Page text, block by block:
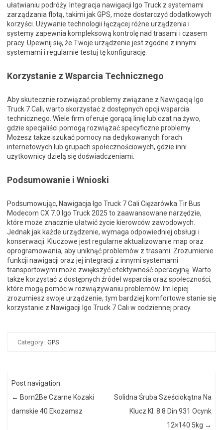
ułatwianiu podróży. Integracja nawigacji Igo Truck z systemami
zarządzania flotą, takimi jak GPS, może dostarczyć dodatkowych
korzyści. Używanie technologii łączącej różne urządzenia i
systemy zapewnia kompleksową kontrolę nad trasami i czasem
pracy. Upewnij się, że Twoje urządzenie jest zgodne z innymi
systemami i regularnie testuj tę konfigurację.
Korzystanie z Wsparcia Technicznego
Aby skutecznie rozwiązać problemy związane z Nawigacją Igo
Truck 7 Cali, warto skorzystać z dostępnych opcji wsparcia
technicznego. Wiele firm oferuje gorącą linię lub czat na żywo,
gdzie specjaliści pomogą rozwiązać specyficzne problemy.
Możesz także szukać pomocy na dedykowanych forach
internetowych lub grupach społecznościowych, gdzie inni
użytkownicy dzielą się doświadczeniami.
Podsumowanie i Wnioski
Podsumowując, Nawigacja Igo Truck 7 Cali Ciężarówka Tir Bus
Modecom CX 7.0 Igo Truck 2025 to zaawansowane narzędzie,
które może znacznie ułatwić życie kierowców zawodowych.
Jednak jak każde urządzenie, wymaga odpowiedniej obsługi i
konserwacji. Kluczowe jest regularne aktualizowanie map oraz
oprogramowania, aby uniknąć problemów z trasami. Zrozumienie
funkcji nawigacji oraz jej integracji z innymi systemami
transportowymi może zwiększyć efektywność operacyjną. Warto
także korzystać z dostępnych źródeł wsparcia oraz społeczności,
które mogą pomóc w rozwiązywaniu problemów. Im lepiej
zrozumiesz swoje urządzenie, tym bardziej komfortowe stanie się
korzystanie z Nawigacji Igo Truck 7 Cali w codziennej pracy.
Category: GPS
Post navigation
← Born2Be Czarne Kozaki
damskie 40 Ekozamsz
Solidna Śruba Sześciokątna Na
Klucz Kl. 8.8 Din 931 Ocynk
12×140 5kg →